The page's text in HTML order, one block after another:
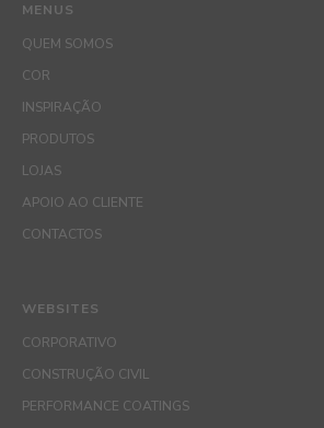
MENUS
QUEM SOMOS
COR
INSPIRAÇÃO
PRODUTOS
LOJAS
APOIO AO CLIENTE
CONTACTOS
WEBSITES
CORPORATIVO
CONSTRUÇÃO CIVIL
PERFORMANCE COATINGS